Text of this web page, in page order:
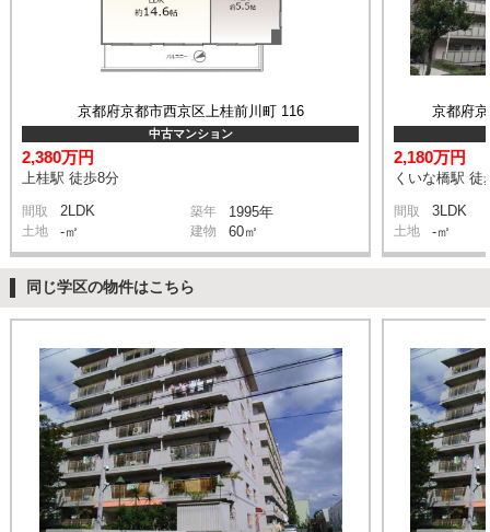
京都府京都市西京区上桂前川町 116
中古マンション
2,380万円
上桂駅 徒歩8分
間取 2LDK 築年 1995年
土地 -㎡ 建物 60㎡
京都府
2,180万円
くいな橋駅 徒
間取 3LDK
土地 -㎡
同じ学区の物件はこちら